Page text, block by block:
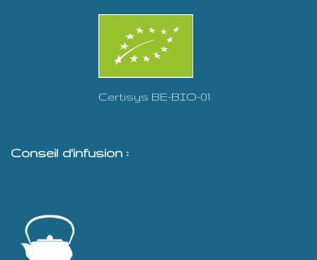
Certisys BE-BIO-01
Conseil d'infusion :